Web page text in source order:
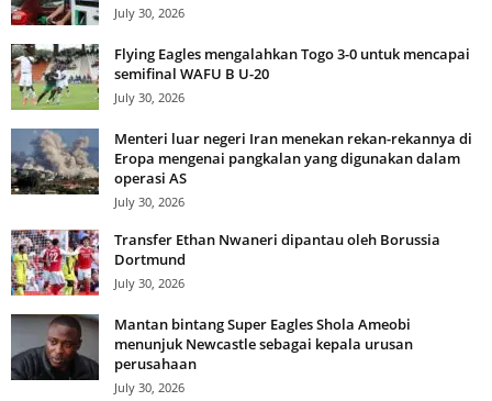
July 30, 2026
Flying Eagles mengalahkan Togo 3-0 untuk mencapai
semifinal WAFU B U-20
July 30, 2026
Menteri luar negeri Iran menekan rekan-rekannya di
Eropa mengenai pangkalan yang digunakan dalam
operasi AS
July 30, 2026
Transfer Ethan Nwaneri dipantau oleh Borussia
Dortmund
July 30, 2026
Mantan bintang Super Eagles Shola Ameobi
menunjuk Newcastle sebagai kepala urusan
perusahaan
July 30, 2026